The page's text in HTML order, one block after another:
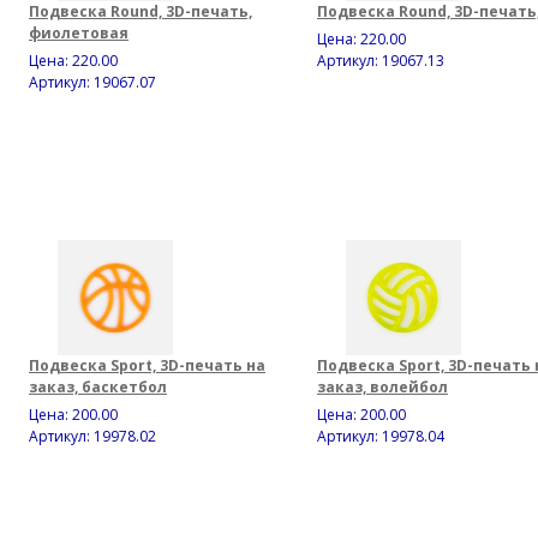
Подвеска Round, 3D-печать,
фиолетовая
Цена: 220.00
Артикул: 19067.07
Подвеска Round, 3D-
Цена: 220.00
Артикул: 19067.13
Подвеска Sport, 3D-печать на
заказ, баскетбол
Цена: 200.00
Артикул: 19978.02
Подвеска Sport, 3D-печать
заказ, волейбол
Цена: 200.00
Артикул: 19978.04